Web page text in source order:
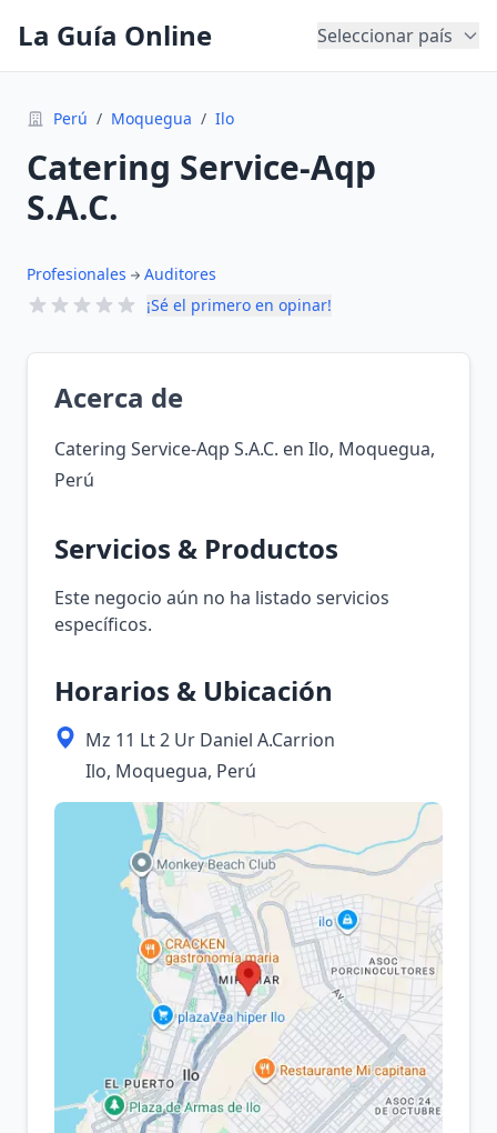
La Guía Online Seleccionar país
Perú / Moquegua / Ilo
Catering Service-Aqp
S.A.C.
Profesionales
Auditores
¡Sé el primero en opinar!
Acerca de
Catering Service-Aqp S.A.C. en Ilo, Moquegua,
Perú
Servicios & Productos
Este negocio aún no ha listado servicios
específicos.
Horarios & Ubicación
Mz 11 Lt 2 Ur Daniel A.Carrion
Ilo, Moquegua, Perú